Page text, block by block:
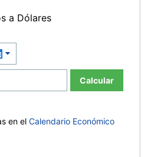
a Dólares
Calcular
en el Calendario Económico